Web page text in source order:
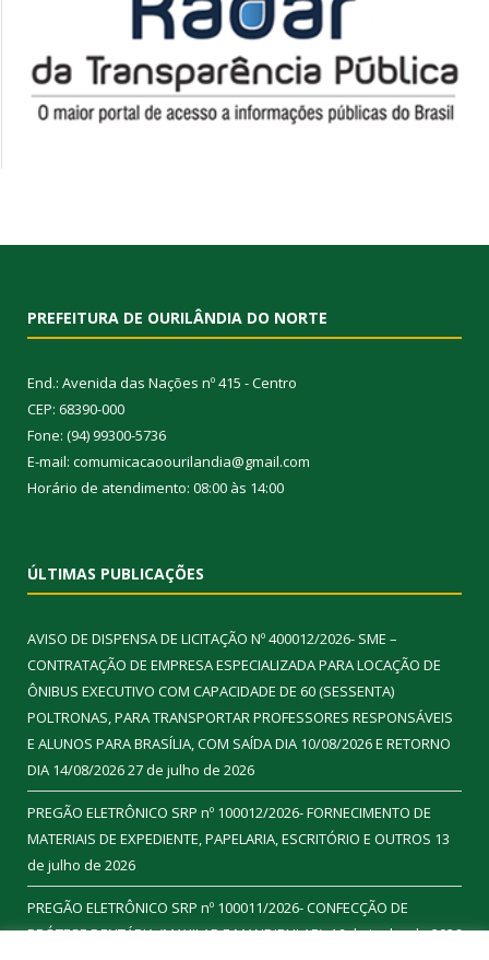
PREFEITURA DE OURILÂNDIA DO NORTE
End.: Avenida das Nações nº 415 - Centro
CEP: 68390-000
Fone: (94) 99300-5736
E-mail: comumicacaoourilandia@gmail.com
Horário de atendimento: 08:00 às 14:00
ÚLTIMAS PUBLICAÇÕES
AVISO DE DISPENSA DE LICITAÇÃO Nº 400012/2026- SME –
CONTRATAÇÃO DE EMPRESA ESPECIALIZADA PARA LOCAÇÃO DE
ÔNIBUS EXECUTIVO COM CAPACIDADE DE 60 (SESSENTA)
POLTRONAS, PARA TRANSPORTAR PROFESSORES RESPONSÁVEIS
E ALUNOS PARA BRASÍLIA, COM SAÍDA DIA 10/08/2026 E RETORNO
DIA 14/08/202627 de julho de 2026
PREGÃO ELETRÔNICO SRP nº 100012/2026- FORNECIMENTO DE
MATERIAIS DE EXPEDIENTE, PAPELARIA, ESCRITÓRIO E OUTROS 13
de julho de 2026
PREGÃO ELETRÔNICO SRP nº 100011/2026- CONFECÇÃO DE
PRÓTESE DENTÁRIA (MAXILAR E MANDIBULAR).16 de junho de 2026